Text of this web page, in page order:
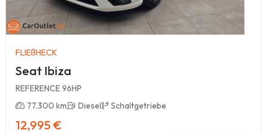
FLIEßHECK
Seat Ibiza
REFERENCE 96HP
77.300 km
Diesel Schaltgetriebe
12,995 €